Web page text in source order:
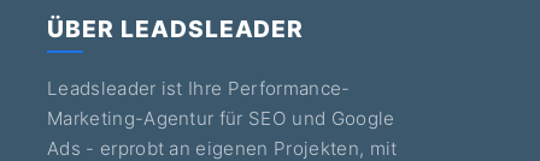
ÜBER LEADSLEADER
Leadsleader ist Ihre Performance-
Marketing-Agentur für SEO und Google
Ads - erprobt an eigenen Projekten, mit